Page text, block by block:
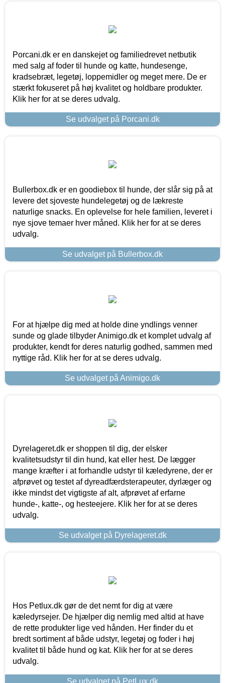
Porcani.dk er en danskejet og familiedrevet netbutik
med salg af foder til hunde og katte, hundesenge,
kradsebræt, legetøj, loppemidler og meget mere. De er
stærkt fokuseret på høj kvalitet og holdbare produkter.
Klik her for at se deres udvalg.
Se udvalget på Porcani.dk
Bullerbox.dk er en goodiebox til hunde, der slår sig på at
levere det sjoveste hundelegetøj og de lækreste
naturlige snacks. En oplevelse for hele familien, leveret i
nye sjove temaer hver måned. Klik her for at se deres
udvalg.
Se udvalget på Bullerbox.dk
For at hjælpe dig med at holde dine yndlings venner
sunde og glade tilbyder Animigo.dk et komplet udvalg af
produkter, kendt for deres naturlig godhed, sammen med
nyttige råd. Klik her for at se deres udvalg.
Se udvalget på Animigo.dk
Dyrelageret.dk er shoppen til dig, der elsker
kvalitetsudstyr til din hund, kat eller hest. De lægger
mange kræfter i at forhandle udstyr til kæledyrene, der er
afprøvet og testet af dyreadfærdsterapeuter, dyrlæger og
ikke mindst det vigtigste af alt, afprøvet af erfarne
hunde-, katte-, og hesteejere. Klik her for at se deres
udvalg.
Se udvalget på Dyrelageret.dk
Hos Petlux.dk gør de det nemt for dig at være
kæledyrsejer. De hjælper dig nemlig med altid at have
de rette produkter lige ved hånden. Her finder du et
bredt sortiment af både udstyr, legetøj og foder i høj
kvalitet til både hund og kat. Klik her for at se deres
udvalg.
Se udvalget på PetLux.dk